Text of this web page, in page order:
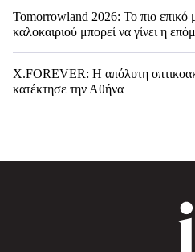
Tomorrowland 2026: Το πιο επικό
καλοκαιριού μπορεί να γίνει η
X.FOREVER: Η απόλυτη
κατέκτησε την Αθήνα